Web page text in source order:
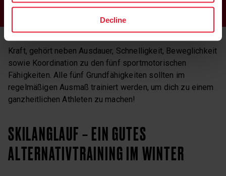
Decline
Kraft, gehört neben Ausdauer, Schnelligkeit, Beweglichkeit
sowie Koordination zu den fünf sportmotorischen
Fähigkeiten. Alle fünf Grundfähigkeiten sollten im
regelmäßigen Ausmaß trainiert werden, um dich zu einem
ganzheitlichen Athleten zu machen!
SKILANGLAUF – EIN GUTES
ALTERNATIVTRAINING IM WINTER